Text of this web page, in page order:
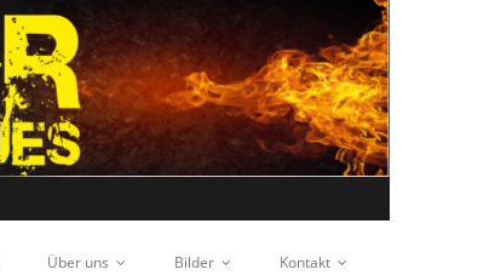
Über uns Bilder Kontakt